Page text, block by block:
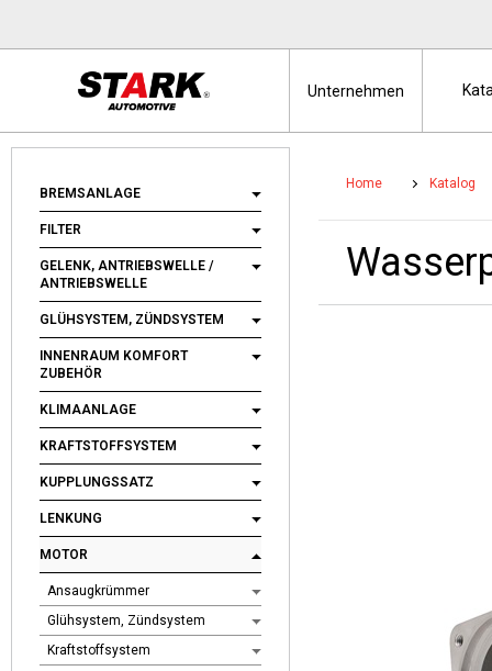
BREMSANLAGE
FILTER
GELENK, ANTRIEBSWELLE /
ANTRIEBSWELLE
GLÜHSYSTEM, ZÜNDSYSTEM
INNENRAUM KOMFORT
ZUBEHÖR
KLIMAANLAGE
KRAFTSTOFFSYSTEM
KUPPLUNGSSATZ
LENKUNG
MOTOR
Ansaugkrümmer
Glühsystem, Zündsystem
Kraftstoffsystem
Home Katalog
Unternehmen